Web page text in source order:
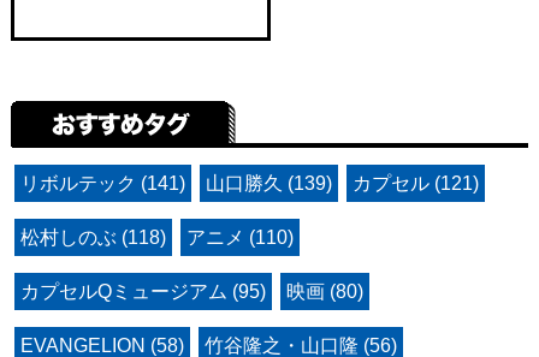
リボルテック (141) 山口勝久 (139) カプセル (121)
松村しのぶ (118) アニメ (110)
カプセルQミュージアム (95) 映画 (80)
EVANGELION (58) 竹谷隆之・山口隆 (56)